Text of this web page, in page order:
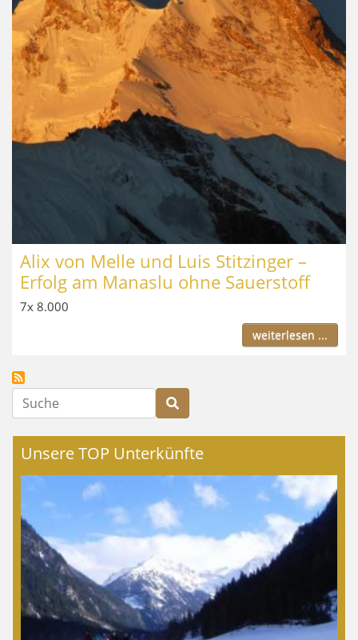
Alix von Melle und Luis Stitzinger –
Erfolg am Manaslu ohne Sauerstoff
7x 8.000
weiterlesen ...
Suche
Unsere TOP Unterkünfte